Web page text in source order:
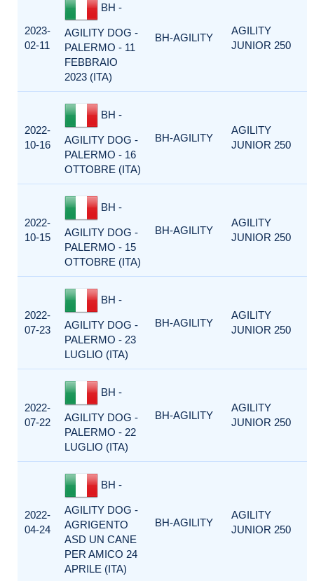
2023-
02-11
BH -
AGILITY DOG -
PALERMO - 11
FEBBRAIO
2023 (ITA)
BH-AGILITY
AGILITY
JUNIOR 250
2022-
10-16
BH -
AGILITY DOG -
PALERMO - 16
OTTOBRE (ITA)
BH-AGILITY
AGILITY
JUNIOR 250
2022-
10-15
BH -
AGILITY DOG -
PALERMO - 15
OTTOBRE (ITA)
BH-AGILITY
AGILITY
JUNIOR 250
2022-
07-23
BH -
AGILITY DOG -
PALERMO - 23
LUGLIO (ITA)
BH-AGILITY
AGILITY
JUNIOR 250
2022-
07-22
BH -
AGILITY DOG -
PALERMO - 22
LUGLIO (ITA)
BH-AGILITY
AGILITY
JUNIOR 250
2022-
04-24
BH -
AGILITY DOG -
AGRIGENTO
ASD UN CANE
PER AMICO 24
APRILE (ITA)
BH-AGILITY
AGILITY
JUNIOR 250